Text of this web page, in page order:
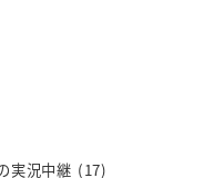
実況中継 (17)